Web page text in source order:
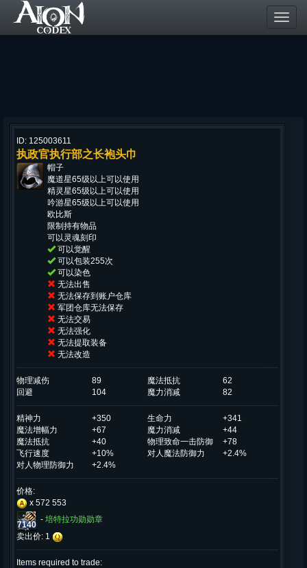
ID: 125003611
执政官执行部之长袍头巾
帽子
魔道星65级以上可以使用
精灵星65级以上可以使用
吟游星65级以上可以使用
欧比斯
限制持有物品
可以灵魂刻印
可以觉醒
可以包装255次
可以染色
无法出售
无法保存到账户仓库
军团仓库无法保存
无法交易
无法强化
无法提取装备
无法改造
物理减伤 89 魔法抵抗
62
回避
104 魔力消减 82
精神力 +350 生命力
+341
魔法增幅力
+67 魔力消减
+44
魔法抵抗
+40 物理致命一击防御
+78
飞行速度
+10% 对人魔法防御力
+2.4%
对人物理防御力
+2.4%
价格:
x 572 553
7140
- 培特拉功勋勋章
卖出价: 1
Items required to trade: